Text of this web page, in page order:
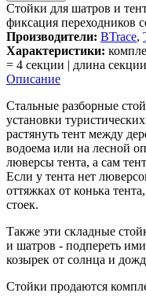
Стойки для шатров и
фиксация переходников
Производители: BTrace,
Характеристики:
= 4 секции | длина
Описание
Стальные разборные
установки
растянуть тент между
водоема или на лесной
люверсы тента, а сам
Если у тента нет
оттяжках от конька
стоек.
Также эти складные
и шатров - подпереть
козырек от солнца и
Стойки продаются